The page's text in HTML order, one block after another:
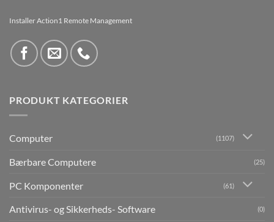
Installer Action1 Remote Management
PRODUKT KATEGORIER
Computer (1107)
Bærbare Computere (25)
PC Komponenter (61)
Antivirus- og Sikkerheds- Software (0)